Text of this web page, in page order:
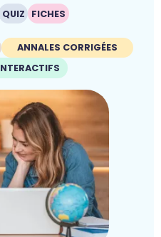
QUIZ FICHES
ANNALES CORRIGÉES